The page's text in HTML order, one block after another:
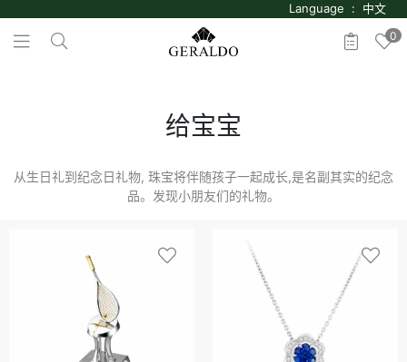
Language : 中文
0
给宝宝
从生日礼到纪念日礼物, 珠宝将伴随孩子一起成长,是名副其实的纪念
品。发现小朋友们的礼物。